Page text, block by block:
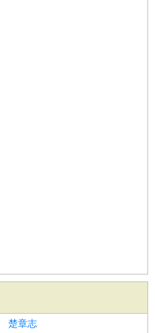
楚章志